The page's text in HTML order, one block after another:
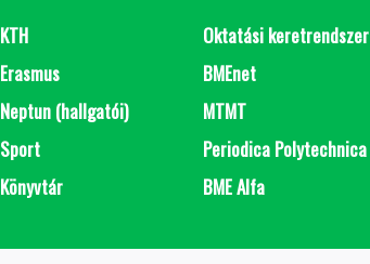
KTH
Erasmus
Neptun (hallgatói)
Sport
Könyvtár
Oktatási keretrendszer
BMEnet
MTMT
Periodica Polytechnica
BME Alfa